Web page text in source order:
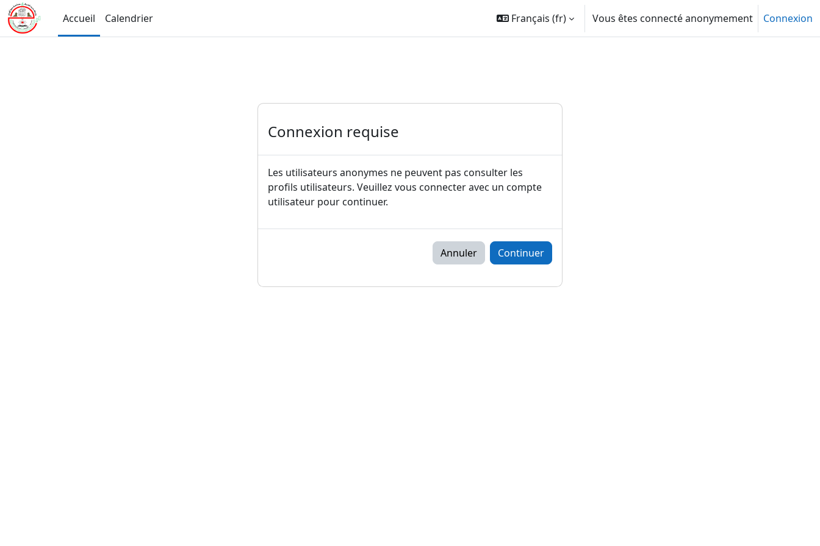
Passer au contenu principal
Accueil
Calendrier Français ‎(fr)‎ Vous êtes connecté anonymement Connexion
Connexion requise
Les utilisateurs anonymes ne peuvent pas consulter les
profils utilisateurs. Veuillez vous connecter avec un compte
utilisateur pour continuer.
Annuler Continuer